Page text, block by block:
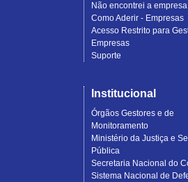
Não encontrei a empresa
Como Aderir - Empresas
Acesso Restrito para
Empresas
Suporte
Institucional
Órgãos Gestores e de
Monitoramento
Ministério da Justiça e
Pública
Secretaria Nacional do
Sistema Nacional de